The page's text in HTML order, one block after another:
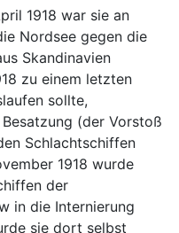
1918 war sie an
Nordsee gegen die
Skandinavien
zu einem letzten
sollte,
(der Vorstoß
Schlachtschiffen
1918 wurde
der
in die Internierung
sie dort selbst